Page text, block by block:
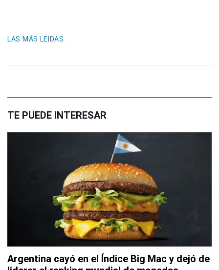
LAS MÁS LEIDAS
TE PUEDE INTERESAR
Argentina cayó en el Índice Big Mac y dejó de